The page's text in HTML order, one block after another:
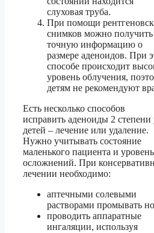
слуховая труба.
При помощи
снимков можно получить
точную информацию о
размере аденоидов. При
способе происходит
уровень облучения,
детям не рекомендуют
Есть несколько способов
исправить аденоиды 2 степени
детей – лечение или удаление.
Нужно учитывать состояние
маленького пациента и уровень
осложнений. При
лечении необходимо:
аптечными солевыми
растворами промывать
проводить аппаратные
ингаляции, используя